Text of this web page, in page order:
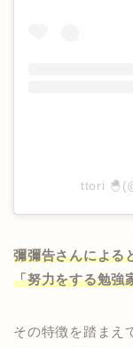
ttori
彌彌告さんによる
「努力をする勉強
その特徴を踏まえ